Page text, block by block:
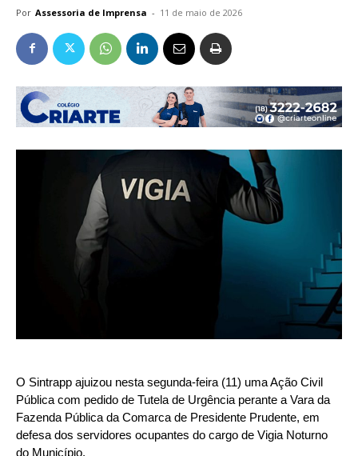
Por Assessoria de Imprensa - 11 de maio de 2026
O Sintrapp ajuizou nesta segunda-feira (11) uma Ação Civil
Pública com pedido de Tutela de Urgência perante a Vara da
Fazenda Pública da Comarca de Presidente Prudente, em
defesa dos servidores ocupantes do cargo de Vigia Noturno
do Município.